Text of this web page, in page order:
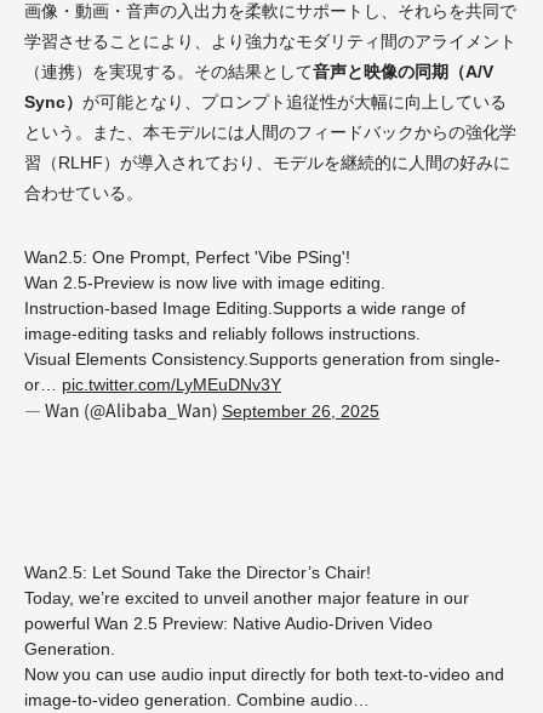
画像・動画・音声の入出力を柔軟にサポートし、それらを共同で
学習させることにより、より強力なモダリティ間のアライメント
（連携）を実現する。その結果として音声と映像の同期（A/V
Sync） が可能となり、プロンプト追従性が大幅に向上している
という。また、本モデルには人間のフィードバックからの強化学
習（RLHF）が導入されており、モデルを継続的に人間の好みに
合わせている。
Wan2.5: One Prompt, Perfect 'Vibe PSing'!
Wan 2.5-Preview is now live with image editing.
Instruction-based Image Editing.Supports a wide range of
image-editing tasks and reliably follows instructions.
Visual Elements Consistency.Supports generation from single-
or… pic.twitter.com/LyMEuDNv3Y
— Wan (@Alibaba_Wan) September 26, 2025
Wan2.5: Let Sound Take the Director’s Chair!
Today, we’re excited to unveil another major feature in our
powerful Wan 2.5 Preview: Native Audio-Driven Video
Generation.
Now you can use audio input directly for both text-to-video and
image-to-video generation. Combine audio…